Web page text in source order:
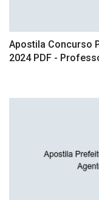
Apostila Concurso
2024 PDF -